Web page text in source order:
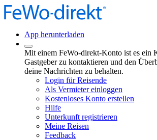
App herunterladen
Mit einem FeWo-direkt-Konto ist es ein
Gastgeber zu kontaktieren und den
deine Nachrichten zu behalten.
Login für Reisende
Als Vermieter einloggen
Kostenloses Konto erstellen
Hilfe
Unterkunft registrieren
Meine Reisen
Feedback